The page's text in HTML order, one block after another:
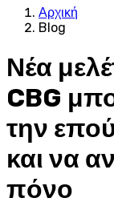
Αρχική
Blog
Νέα
CBG
την
και να
πόνο